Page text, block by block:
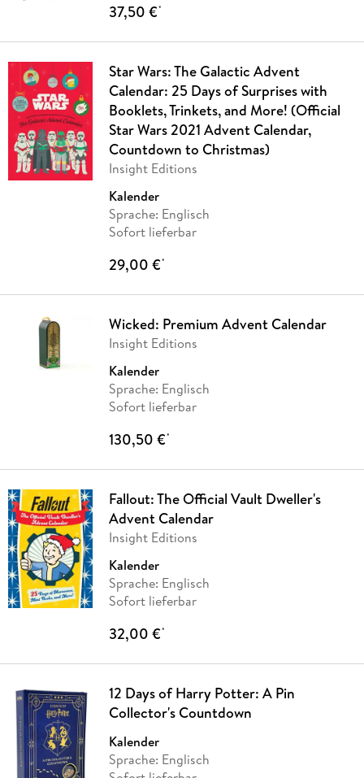
37,50 €*
Star Wars: The Galactic Advent
Calendar: 25 Days of Surprises with
Booklets, Trinkets, and More! (Official
Star Wars 2021 Advent Calendar,
Countdown to Christmas)
Insight Editions
Kalender
Sprache: Englisch
Sofort lieferbar
29,00 €*
Wicked: Premium Advent Calendar
Insight Editions
Kalender
Sprache: Englisch
Sofort lieferbar
130,50 €*
Fallout: The Official Vault Dweller's
Advent Calendar
Insight Editions
Kalender
Sprache: Englisch
Sofort lieferbar
32,00 €*
12 Days of Harry Potter: A Pin
Collector's Countdown
Kalender
Sprache: Englisch